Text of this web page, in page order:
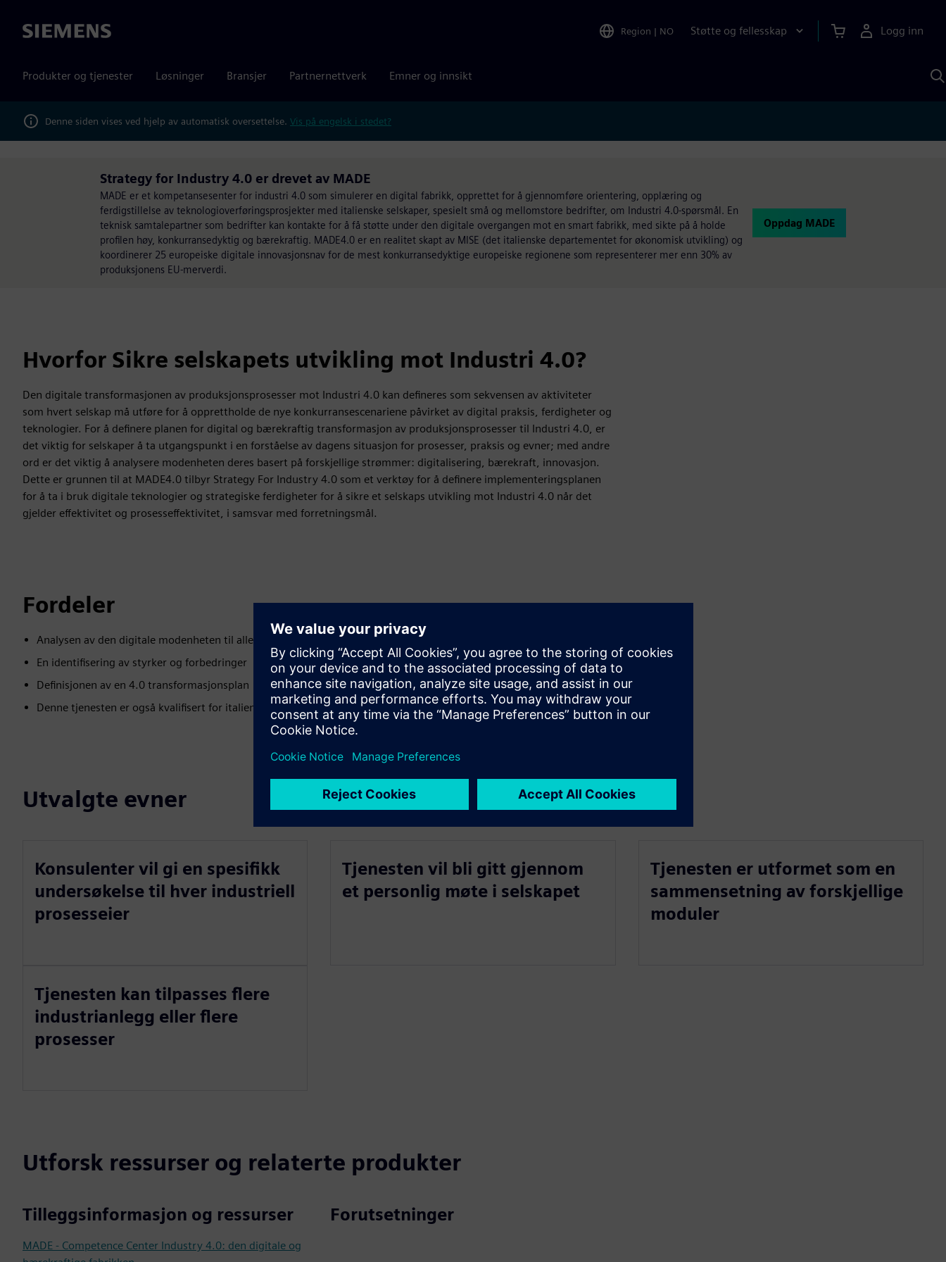
Siemens Region | NO Støtte og fellesskap Logg inn
Produkter og tjenester Løsninger Bransjer Partnernettverk Emner og innsikt
Denne siden vises ved hjelp av automatisk oversettelse. Vis på engelsk i stedet?
Strategy for Industry 4.0 er drevet av MADE
MADE er et kompetansesenter for industri 4.0 som simulerer en digital fabrikk, opprettet for å gjennomføre orientering, opplæring og
ferdigstillelse av teknologioverføringsprosjekter med italienske selskaper, spesielt små og mellomstore bedrifter, om Industri 4.0-spørsmål. En
teknisk samtalepartner som bedrifter kan kontakte for å få støtte under den digitale overgangen mot en smart fabrikk, med sikte på å holde
profilen høy, konkurransedyktig og bærekraftig. MADE4.0 er en realitet skapt av MISE (det italienske departementet for økonomisk utvikling) og
koordinerer 25 europeiske digitale innovasjonsnav for de mest konkurransedyktige europeiske regionene som representerer mer enn 30% av
produksjonens EU-merverdi.
Oppdag MADE
Hvorfor Sikre selskapets utvikling mot Industri 4.0?
Den digitale transformasjonen av produksjonsprosesser mot Industri 4.0 kan defineres som sekvensen av aktiviteter
som hvert selskap må utføre for å opprettholde de nye konkurransescenariene påvirket av digital praksis, ferdigheter og
teknologier. For å definere planen for digital og bærekraftig transformasjon av produksjonsprosesser til Industri 4.0, er
det viktig for selskaper å ta utgangspunkt i en forståelse av dagens situasjon for prosesser, praksis og evner; med andre
ord er det viktig å analysere modenheten deres basert på forskjellige strømmer: digitalisering, bærekraft, innovasjon.
Dette er grunnen til at MADE4.0 tilbyr Strategy For Industry 4.0 som et verktøy for å definere implementeringsplanen
for å ta i bruk digitale teknologier og strategiske ferdigheter for å sikre et selskaps utvikling mot Industri 4.0 når det
gjelder effektivitet og prosesseffektivitet, i samsvar med forretningsmål.
Fordeler
Analysen av den digitale modenheten til alle industrielle prosesser
En identifisering av styrker og forbedringer
Definisjonen av en 4.0 transformasjonsplan
Denne tjenesten er også kvalifisert for italienske statlige subsidier
Utvalgte evner
Konsulenter vil gi en spesifikk
undersøkelse til hver industriell
prosesseier
Tjenesten vil bli gitt gjennom
et personlig møte i selskapet
Tjenesten er utformet som en
sammensetning av forskjellige
moduler
Tjenesten kan tilpasses flere
industrianlegg eller flere
prosesser
Utforsk ressurser og relaterte produkter
Tilleggsinformasjon og ressurser
MADE - Competence Center Industry 4.0: den digitale og
Forutsetninger